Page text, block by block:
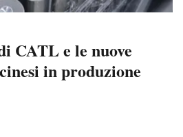
CATL e le nuove
in produzione